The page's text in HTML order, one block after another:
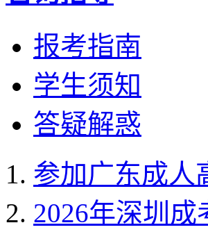
报考指南
学生须知
答疑解惑
参加广东成人
2026年深圳